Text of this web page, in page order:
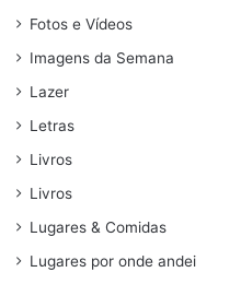
Fotos e Vídeos
Imagens da Semana
Lazer
Letras
Livros
Livros
Lugares & Comidas
Lugares por onde andei